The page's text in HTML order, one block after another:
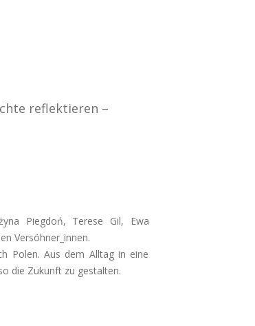
reflektieren –
Piegdoń, Terese Gil, Ewa
Versöhner_innen.
Polen. Aus dem Alltag in eine
die Zukunft zu gestalten.